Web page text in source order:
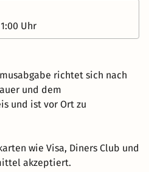
Uhr
richtet sich nach
und dem
und ist vor Ort zu
wie Visa, Diners Club und
akzeptiert.